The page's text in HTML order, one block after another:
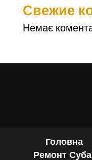
Свежие
Немає
Головна
Ремонт